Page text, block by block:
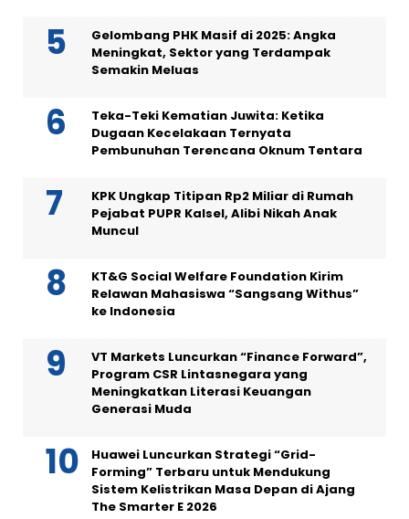
Gelombang PHK Masif di 2025: Angka
Meningkat, Sektor yang Terdampak
Semakin Meluas
Teka-Teki Kematian Juwita: Ketika
Dugaan Kecelakaan Ternyata
Pembunuhan Terencana Oknum Tentara
KPK Ungkap Titipan Rp2 Miliar di Rumah
Pejabat PUPR Kalsel, Alibi Nikah Anak
Muncul
KT&G Social Welfare Foundation Kirim
Relawan Mahasiswa “Sangsang Withus”
ke Indonesia
VT Markets Luncurkan “Finance Forward”,
Program CSR Lintasnegara yang
Meningkatkan Literasi Keuangan
Generasi Muda
Huawei Luncurkan Strategi “Grid-
Forming” Terbaru untuk Mendukung
Sistem Kelistrikan Masa Depan di Ajang
The Smarter E 2026